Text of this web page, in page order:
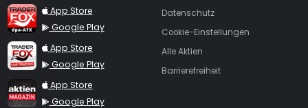
TraderFox dpa-AFX ProFeed
App Store
Google Play
TraderFox Live Trading
App Store
Google Play
TraderFox aktien Magazin
App Store
Google Play
Datenschutz
Cookie-Einstellungen
Alle Aktien
Barrierefreiheit